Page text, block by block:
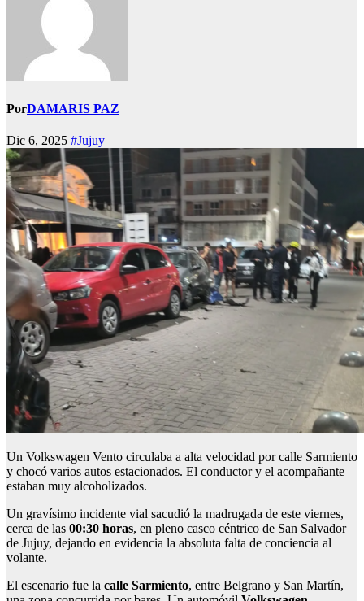
PorDAMARIS PAZ
Dic 6, 2025 #Jujuy
Un Volkswagen Vento circulaba a alta velocidad por calle Sarmiento
y chocó varios autos estacionados. El conductor y el acompañante
estaban muy alcoholizados.
Un gravísimo incidente vial sacudió la madrugada de este viernes,
cerca de las 00:30 horas, en pleno casco céntrico de San Salvador
de Jujuy, dejando en evidencia la absoluta falta de conciencia al
volante.
El escenario fue la calle Sarmiento, entre Belgrano y San Martín,